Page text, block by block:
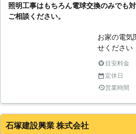
考えており
照明工事はもちろん電球交換のみでも
ご相談ください。
お家の電気
せください
トの設置工
演出するペ
LED照明へ
目安料金
定休日
営業時間
石塚建設興業 株式会社